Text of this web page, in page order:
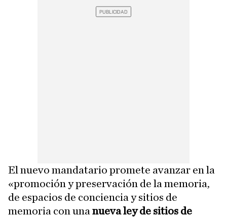
El nuevo mandatario promete avanzar en la
«promoción y preservación de la memoria,
de espacios de conciencia y sitios de
memoria con una nueva ley de sitios de